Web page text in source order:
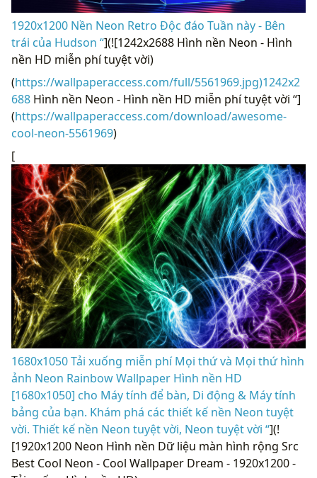
1920x1200 Nền Neon Retro Độc đáo Tuần này - Bên
trái của Hudson “](![1242x2688 Hình nền Neon - Hình
nền HD miễn phí tuyệt vời)
(https://wallpaperaccess.com/full/5561969.jpg)1242x2
688 Hình nền Neon - Hình nền HD miễn phí tuyệt vời “]
(https://wallpaperaccess.com/download/awesome-
cool-neon-5561969)
[
1680x1050 Tải xuống miễn phí Mọi thứ và Mọi thứ hình
ảnh Neon Rainbow Wallpaper Hình nền HD
[1680x1050] cho Máy tính để bàn, Di động & Máy tính
bảng của bạn. Khám phá các thiết kế nền Neon tuyệt
vời. Thiết kế nền Neon tuyệt vời, Neon tuyệt vời “](!
[1920x1200 Neon Hình nền Dữ liệu màn hình rộng Src
Best Cool Neon - Cool Wallpaper Dream - 1920x1200 -